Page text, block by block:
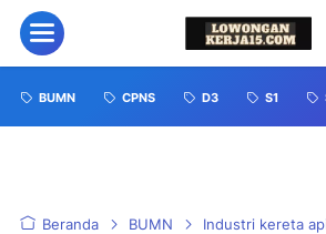
BUMN CPNS D3 S1
Beranda BUMN Industri kereta api